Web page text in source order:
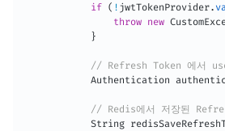
if ( ! jwtTokenProvider.
throw new
}
// Refresh Token 에서
Authentication
// Redis에서 저장된
String